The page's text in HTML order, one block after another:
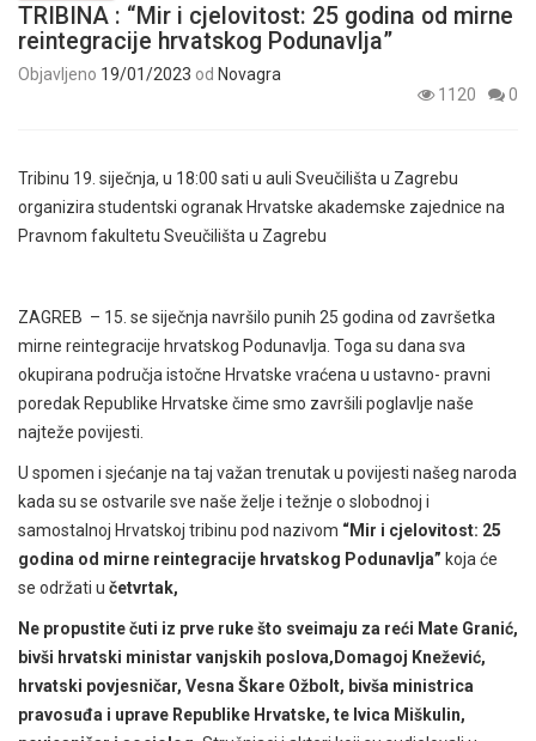
TRIBINA : “Mir i cjelovitost: 25 godina od mirne
reintegracije hrvatskog Podunavlja”
Objavljeno 19/01/2023 od Novagra
1120
0
Tribinu 19. siječnja, u 18:00 sati u auli Sveučilišta u Zagrebu
organizira studentski ogranak Hrvatske akademske zajednice na
Pravnom fakultetu Sveučilišta u Zagrebu
ZAGREB – 15. se siječnja navršilo punih 25 godina od završetka
mirne reintegracije hrvatskog Podunavlja. Toga su dana sva
okupirana područja istočne Hrvatske vraćena u ustavno- pravni
poredak Republike Hrvatske čime smo završili poglavlje naše
najteže povijesti.
U spomen i sjećanje na taj važan trenutak u povijesti našeg naroda
kada su se ostvarile sve naše želje i težnje o slobodnoj i
samostalnoj Hrvatskoj tribinu pod nazivom “Mir i cjelovitost: 25
godina od mirne reintegracije hrvatskog Podunavlja” koja će
se održati u četvrtak,
Ne propustite čuti iz prve ruke što sveimaju za reći Mate Granić,
bivši hrvatski ministar vanjskih poslova,Domagoj Knežević,
hrvatski povjesničar, Vesna Škare Ožbolt, bivša ministrica
pravosuđa i uprave Republike Hrvatske, te Ivica Miškulin,